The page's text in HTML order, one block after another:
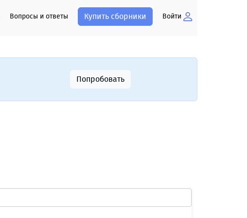
Вопросы и ответы Купить сборники Войти
Попробовать